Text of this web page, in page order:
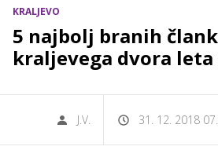
KRALJEVO
5 najbolj branih
kraljevega dvora leta
J.V. 31. 12. 2018